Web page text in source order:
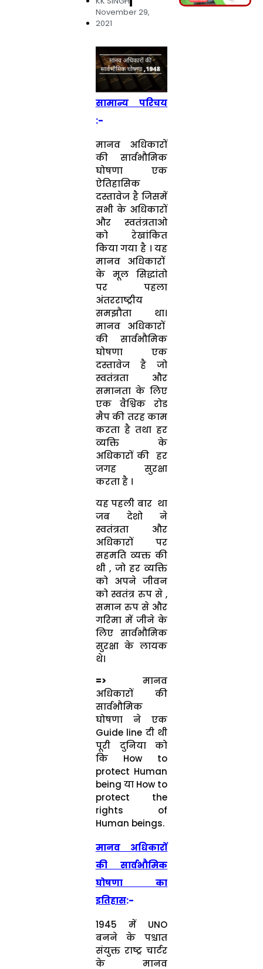
November 29,
2021
सामान्य परिचय
:-
मानव अधिकारों
की सार्वभौमिक
घोषणा एक
ऐतिहासिक
दस्तावेज है जिसमें
सभी के अधिकारों
और स्वतंत्रताओ
को रेखांकित
किया गया है । यह
मानव अधिकारों
के मूल सिद्धांतो
पर पहला
अंतरराष्ट्रीय
समझौता था।
मानव अधिकारों
की सार्वभौमिक
घोषणा एक
दस्तावेज है जो
स्वतंत्रता और
समानता के लिए
एक वैश्विक रोड
मैप की तरह काम
करता है तथा हर
व्यक्ति के
अधिकारों की हर
जगह सुरक्षा
करता है ।
यह पहली बार था
जब देशो ने
स्वतंत्रता और
अधिकारों पर
सहमति व्यक्त की
थी , जो हर व्यक्ति
को अपने जीवन
को स्वतंत्र रुप से ,
समान रुप से और
गरिमा में जीने के
लिए सार्वभौमिक
सुरक्षा के लायक
थे।
=> मानव
अधिकारों की
सार्वभौमिक
घोषणा ने एक
Guide line दी थी
पूरी दुनिया को
कि How to
protect Human
being या How to
protect the
rights of
Human beings.
मानव अधिकारों
की सार्वभौमिक
घोषणा का
इतिहास:-
1945 में UNO
बनने के पश्चात
संयुक्त राष्ट्र चार्टर
के मानव